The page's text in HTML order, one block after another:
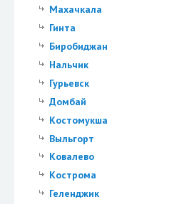
Махачкала
Гинта
Биробиджан
Нальчик
Гурьевск
Домбай
Костомукша
Выльгорт
Ковалево
Кострома
Геленджик